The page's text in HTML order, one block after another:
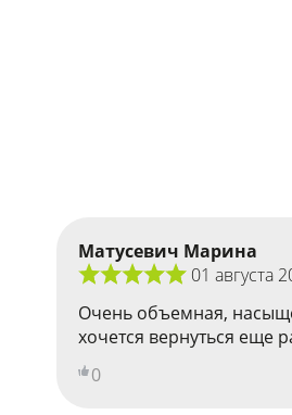
Матусевич Марина
01 августа
Очень объемная,
хочется вернуться еще
0